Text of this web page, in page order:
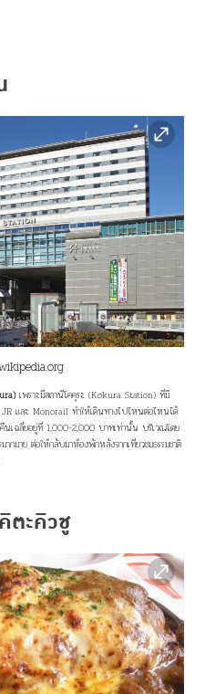
เพราะมีสถานีโคคุระ (Kokura Station) ที่มี
และ Monorail ทำให้เดินทางไปไหนต่อไหนได้
นเฉลี่ยอยู่ที่ 1,000-2,000 บาทเท่านั้น บริเวณโดย
กมาย ต่อให้กลับมาห้องพักหลังจากเที่ยวชมธรรมชาติ
ตะคิวชู